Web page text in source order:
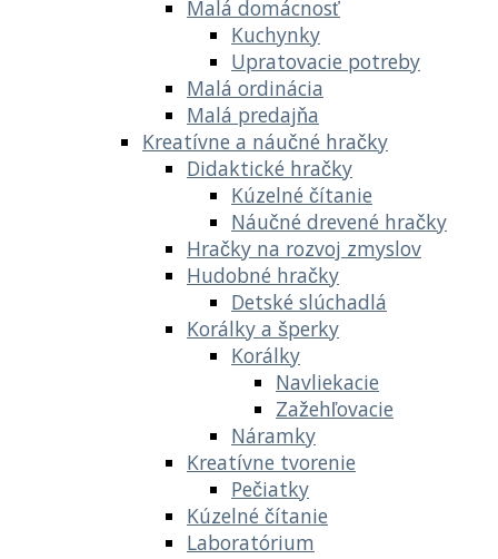
Malá domácnosť
Kuchynky
Upratovacie potreby
Malá ordinácia
Malá predajňa
Kreatívne a náučné hračky
Didaktické hračky
Kúzelné čítanie
Náučné drevené hračky
Hračky na rozvoj zmyslov
Hudobné hračky
Detské slúchadlá
Korálky a šperky
Korálky
Navliekacie
Zažehľovacie
Náramky
Kreatívne tvorenie
Pečiatky
Kúzelné čítanie
Laboratórium